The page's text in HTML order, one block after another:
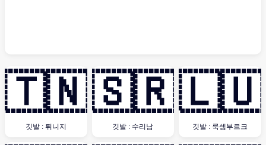
🇹🇳
깃발 : 튀니지
🇸🇷
깃발 : 수리남
🇱🇺
깃발 : 룩셈부르크